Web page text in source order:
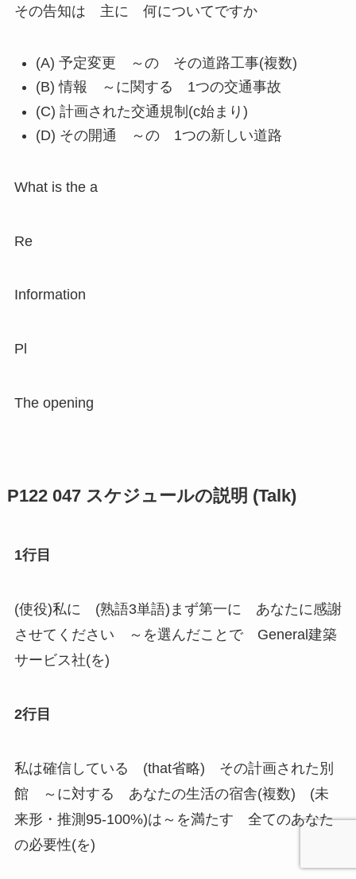
その告知は 主に 何についてですか
(A) 予定変更 ～の その道路工事(複数)
(B) 情報 ～に関する 1つの交通事故
(C) 計画された交通規制(c始まり)
(D) その開通 ～の 1つの新しい道路
What is the a
Re
Information
Pl
The opening
P122 047 スケジュールの説明 (Talk)
1行目
(使役)私に (熟語3単語)まず第一に あなたに感謝
させてください ～を選んだことで General建築
サービス社(を)
2行目
私は確信している (that省略) その計画された別
館 ～に対する あなたの生活の宿舎(複数) (未
来形・推測95-100%)は～を満たす 全てのあなた
の必要性(を)